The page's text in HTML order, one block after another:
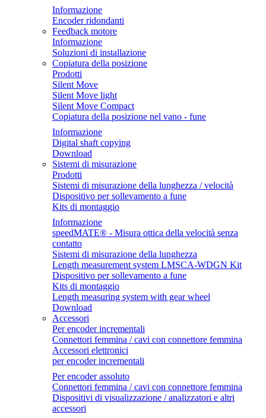
Informazione
Encoder ridondanti
Feedback motore
Informazione
Soluzioni di installazione
Copiatura della posizione
Prodotti
Silent Move
Silent Move light
Silent Move Compact
Copiatura della posizione nel vano - fune
Informazione
Digital shaft copying
Download
Sistemi di misurazione
Prodotti
Sistemi di misurazione della lunghezza / velocità
Dispositivo per sollevamento a fune
Kits di montaggio
Informazione
speedMATE® - Misura ottica della velocità senza
contatto
Sistemi di misurazione della lunghezza
Length measurement system LMSCA-WDGN Kit
Dispositivo per sollevamento a fune
Kits di montaggio
Length measuring system with gear wheel
Download
Accessori
Per encoder incrementali
Connettori femmina / cavi con connettore femmina
Accessori elettronici
per encoder incrementali
Per encoder assoluto
Connettori femmina / cavi con connettore femmina
Dispositivi di visualizzazione / analizzatori e altri
accessori